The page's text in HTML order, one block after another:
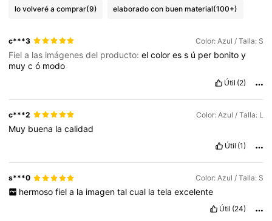
lo volveré a comprar(9) elaborado con buen material(100+)
c***3 Color: Azul / Talla: S
Fiel a las imágenes del producto:elcoloress ú per bonitoy
muycó modo
Útil (2)
c***2 Color: Azul / Talla: L
Muy buena lacalidad
Útil (1)
s***0 Color: Azul / Talla: S
hermoso fiel a la imagen tal cual la tela excelente
Útil (24)